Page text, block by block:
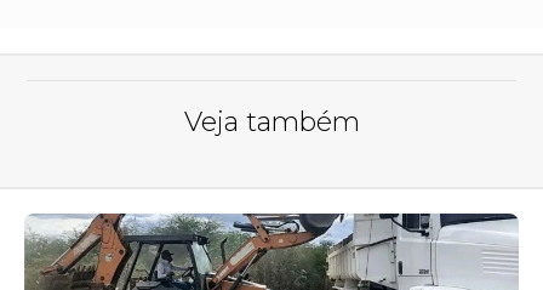
Veja também